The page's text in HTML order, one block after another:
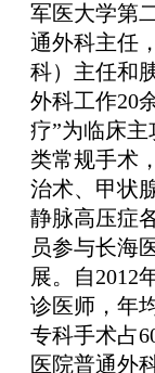
军医大学第
通外科主任
科）主任和
外科工作20
疗”为临床
类常规手术
治术、甲状
静脉高压症
员参与长海
展。自2012
诊医师，年
专科手术占
医院普通外